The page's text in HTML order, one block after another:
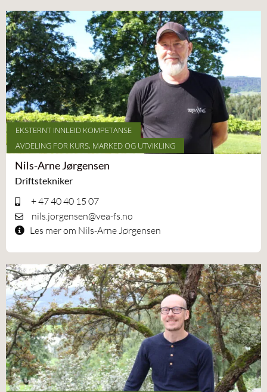
EKSTERNT INNLEID KOMPETANSE
AVDELING FOR KURS, MARKED OG UTVIKLING
Nils-Arne Jørgensen
Driftstekniker
+ 47 40 40 15 07
nils.jorgensen@vea-fs.no
Les mer om Nils-Arne Jørgensen